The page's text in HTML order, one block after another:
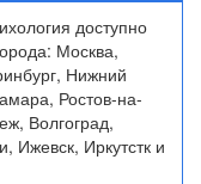
доступно
Москва,
Нижний
Ростов-на-
Волгоград,
Ижевск, Иркутстк и